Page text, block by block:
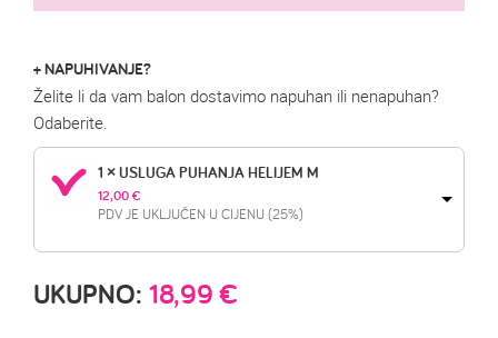
+ NAPUHIVANJE?
Želite li da vam balon dostavimo napuhan ili nenapuhan?
Odaberite.
1 × USLUGA PUHANJA HELIJEM M
12,00 €
PDV JE UKLJUČEN U CIJENU (25%)
UKUPNO: 18,99€